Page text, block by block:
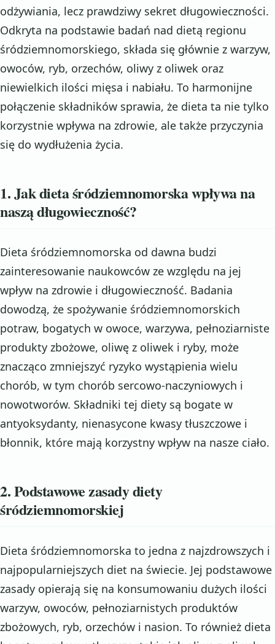
odżywiania, lecz prawdziwy sekret długowieczności.
Odkryta na podstawie badań nad dietą regionu
śródziemnomorskiego, składa się głównie z warzyw,
owoców, ryb, orzechów, oliwy z oliwek oraz
niewielkich ilości mięsa i nabiału. To harmonijne
połączenie składników sprawia, że dieta ta nie tylko
korzystnie wpływa na zdrowie, ale także przyczynia
się do wydłużenia życia.
1. Jak dieta śródziemnomorska wpływa na
naszą długowieczność?
Dieta śródziemnomorska od dawna budzi
zainteresowanie naukowców ze względu na jej
wpływ na zdrowie i długowieczność. Badania
dowodzą, że spożywanie śródziemnomorskich
potraw, bogatych w owoce, warzywa, pełnoziarniste
produkty zbożowe, oliwę z oliwek i ryby, może
znacząco zmniejszyć ryzyko wystąpienia wielu
chorób, w tym chorób sercowo-naczyniowych i
nowotworów. Składniki tej diety są bogate w
antyoksydanty, nienasycone kwasy tłuszczowe i
błonnik, które mają korzystny wpływ na nasze ciało.
2. Podstawowe zasady diety
śródziemnomorskiej
Dieta śródziemnomorska to jedna z najzdrowszych i
najpopularniejszych diet na świecie. Jej podstawowe
zasady opierają się na konsumowaniu dużych ilości
warzyw, owoców, pełnoziarnistych produktów
zbożowych, ryb, orzechów i nasion. To również dieta